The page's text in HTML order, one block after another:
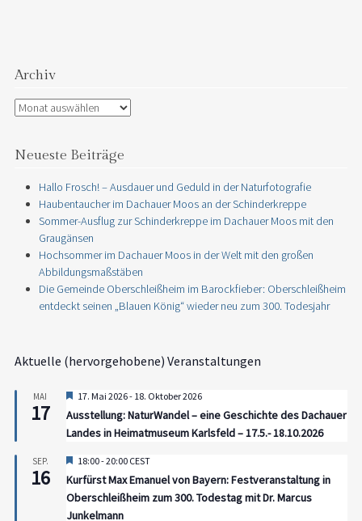
Archiv
Archiv
Neueste Beiträge
Hallo Frosch! – Ausdauer und Geduld in der Naturfotografie
Haubentaucher im Dachauer Moos an der Schinderkreppe
Sommer-Ausflug zur Schinderkreppe im Dachauer Moos mit den
Graugänsen
Hochsommer im Dachauer Moos in der Welt mit den großen
Abbildungsmaßstäben
Die Gemeinde Oberschleißheim im Barockfieber: Oberschleißheim
entdeckt seinen „Blauen König“ wieder neu zum 300. Todesjahr
Aktuelle (hervorgehobene) Veranstaltungen
MAI
17
Hervorgehoben
17. Mai 2026- 18. Oktober 2026
Ausstellung: NaturWandel – eine Geschichte des Dachauer
Landes in Heimatmuseum Karlsfeld – 17.5.- 18.10.2026
SEP.
16
Hervorgehoben
18:00-20:00 CEST
Kurfürst Max Emanuel von Bayern: Festveranstaltung in
Oberschleißheim zum 300. Todestag mit Dr. Marcus
Junkelmann